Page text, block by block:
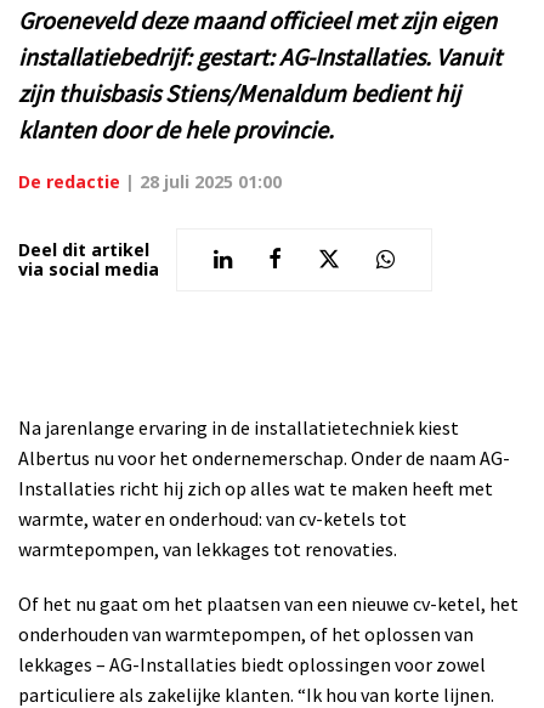
Groeneveld deze maand officieel met zijn eigen
installatiebedrijf: gestart: AG-Installaties. Vanuit
zijn thuisbasis Stiens/Menaldum bedient hij
klanten door de hele provincie.
De redactie | 28 juli 2025 01:00
Deel dit artikel
via social media
Na jarenlange ervaring in de installatietechniek kiest
Albertus nu voor het ondernemerschap. Onder de naam AG-
Installaties richt hij zich op alles wat te maken heeft met
warmte, water en onderhoud: van cv-ketels tot
warmtepompen, van lekkages tot renovaties.
Of het nu gaat om het plaatsen van een nieuwe cv-ketel, het
onderhouden van warmtepompen, of het oplossen van
lekkages – AG-Installaties biedt oplossingen voor zowel
particuliere als zakelijke klanten. “Ik hou van korte lijnen.